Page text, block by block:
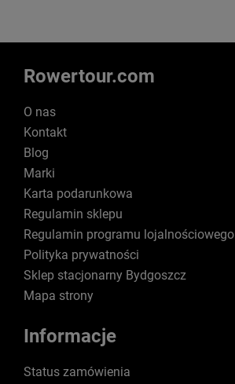
Rowertour.com
O nas
Kontakt
Blog
Marki
Karta podarunkowa
Regulamin sklepu
Regulamin programu lojalnościowego
Polityka prywatności
Sklep stacjonarny Bydgoszcz
Mapa strony
Informacje
Status zamówienia